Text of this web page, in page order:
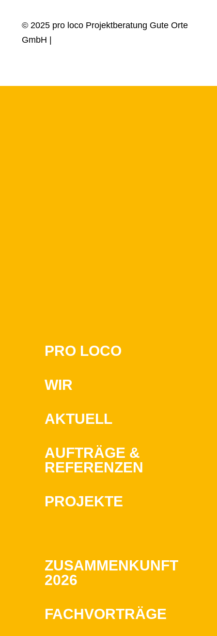
© 2025 pro loco Projektberatung Gute Orte
GmbH |
PRO LOCO
WIR
AKTUELL
AUFTRÄGE &
REFERENZEN
PROJEKTE
ZUSAMMENKUNFT
2026
FACHVORTRÄGE